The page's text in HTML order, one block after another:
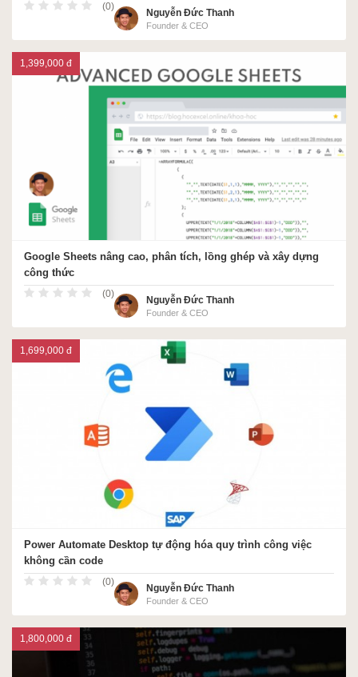
(0)
Nguyễn Đức Thanh
Founder & CEO
Google Sheets nâng cao, phân tích, lồng ghép và xây dựng
công thức
(0)
Nguyễn Đức Thanh
Founder & CEO
1,399,000 đ
Power Automate Desktop tự động hóa quy trình công việc
không cần code
(0)
Nguyễn Đức Thanh
Founder & CEO
1,699,000 đ
1,800,000 đ